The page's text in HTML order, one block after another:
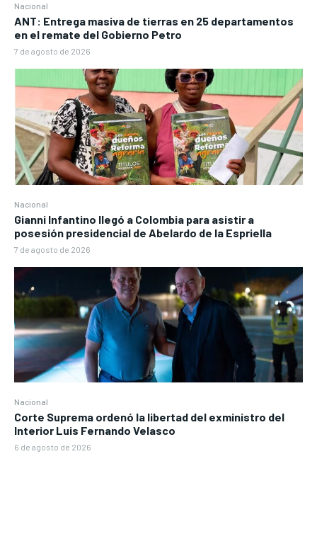
Nacional
ANT: Entrega masiva de tierras en 25 departamentos
en el remate del Gobierno Petro
7 de agosto de 2026
Nacional
Gianni Infantino llegó a Colombia para asistir a
posesión presidencial de Abelardo de la Espriella
7 de agosto de 2026
Nacional
Corte Suprema ordenó la libertad del exministro del
Interior Luis Fernando Velasco
6 de agosto de 2026